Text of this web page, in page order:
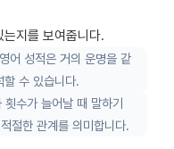
지를 보여줍니다.
어 성적은 거의 운명을 같
할 수 있습니다.
수가 늘어날 때 말하기
절한 관계를 의미합니다.